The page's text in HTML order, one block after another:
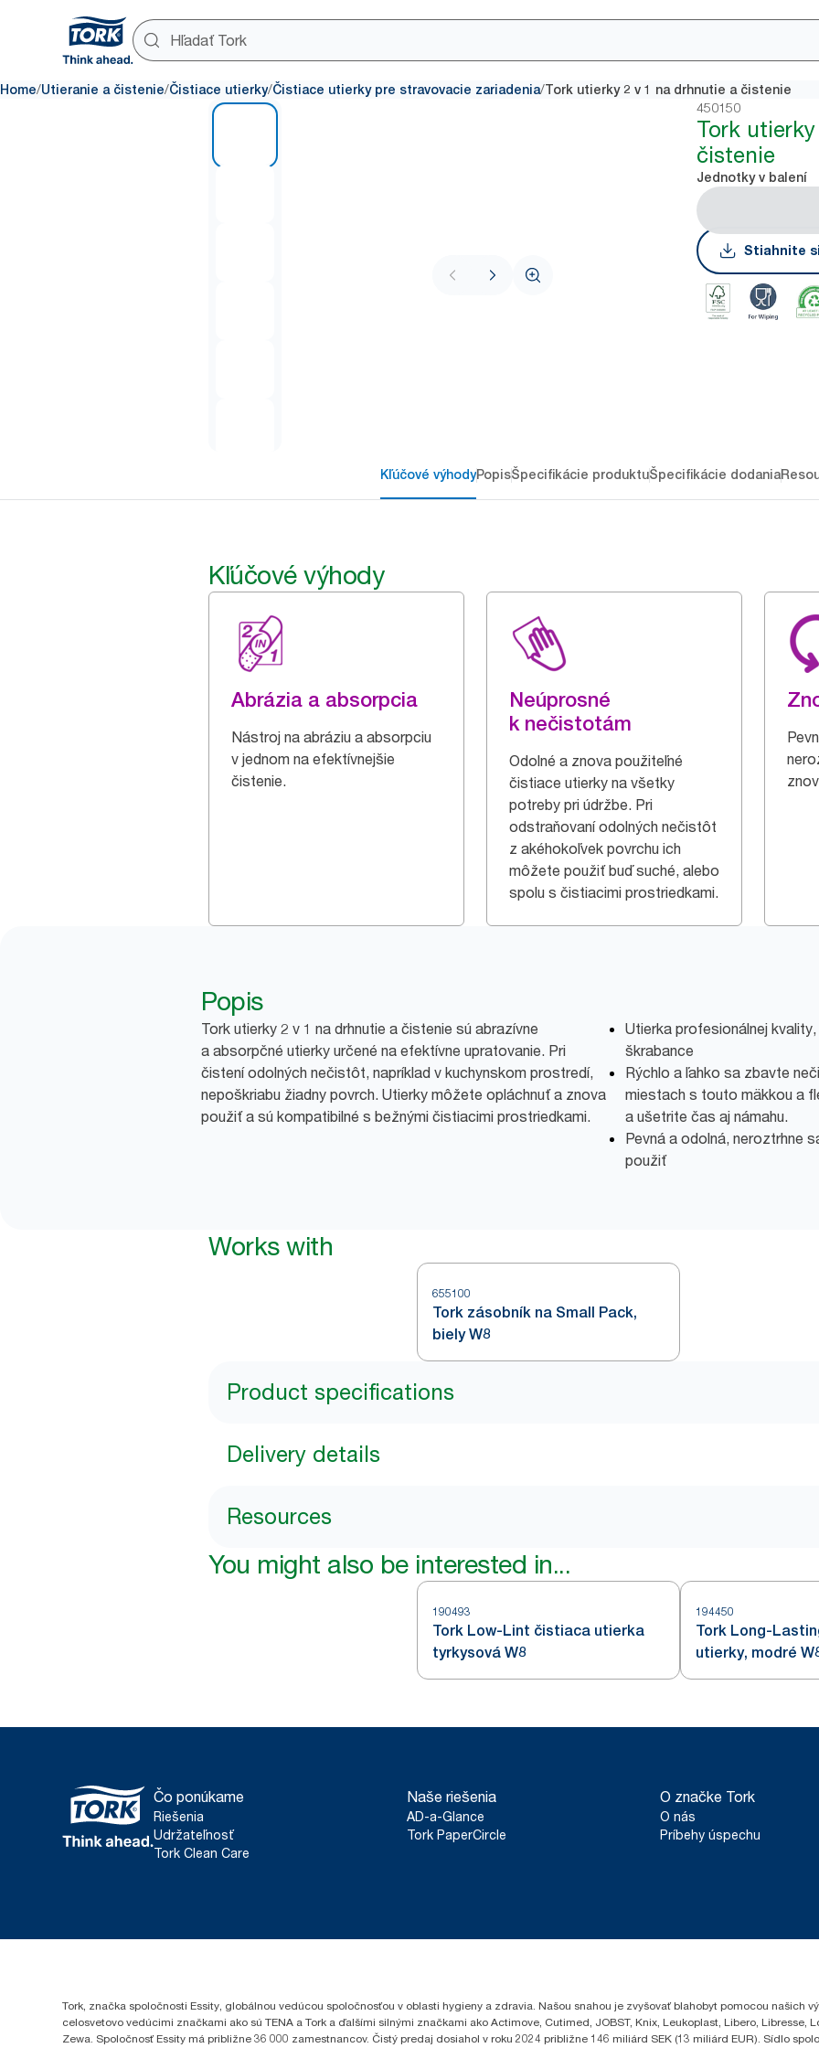
Home/Utieranie a čistenie/Čistiace utierky/Čistiace utierky pre stravovacie zariadenia/Tork utierky 2 v 1 na drhnutie a čistenie
450150
Tork
čistenie
Jednotky v balení
Stiahnite
Kľúčové výhodyPopisŠpecifikácie produktuŠpecifikácie dodania
Kľúčové výhody
Abrázia a absorpcia
Nástroj na abráziu a absorpciu
v jednom na efektívnejšie
čistenie.
Neúprosné
k nečistotám
Odolné a znova použiteľné
čistiace utierky na všetky
potreby pri údržbe. Pri
odstraňovaní odolných nečistôt
z akéhokoľvek povrchu ich
môžete použiť buď suché, alebo
spolu s čistiacimi prostriedkami.
Popis
Tork utierky 2 v 1 na drhnutie a čistenie sú abrazívne
a absorpčné utierky určené na efektívne upratovanie. Pri
čistení odolných nečistôt, napríklad v kuchynskom prostredí,
nepoškriabu žiadny povrch. Utierky môžete opláchnuť a znova
použiť a sú kompatibilné s bežnými čistiacimi prostriedkami.
Utierka profesionálnej
škrabance
Rýchlo a ľahko sa zbavte
miestach s touto mäkkou a
a ušetrite čas aj námahu.
Pevná a odolná, neroztrhne
použiť
Works with
655100
Tork zásobník na Small Pack,
biely W8
Product specifications
Delivery details
Resources
You might also be interested in...
190493
Tork Low-Lint čistiaca utierka
tyrkysová W8
194450
Tork Long-
utierky, modré
Čo ponúkame
Riešenia
Udržateľnosť
Tork Clean Care
Naše riešenia
AD-a-Glance
Tork PaperCircle
O značke Tork
O nás
Príbehy úspechu
Tork, značka spoločnosti Essity, globálnou vedúcou spoločnosťou v oblasti hygieny a zdravia. Našou snahou je zvyšovať blahobyt pomocou našich
celosvetovo vedúcimi značkami ako sú TENA a Tork a ďalšími silnými značkami ako Actimove, Cutimed, JOBST, Knix, Leukoplast, Libero, Libresse,
Zewa. Spoločnosť Essity má približne 36 000 zamestnancov. Čistý predaj dosiahol v roku 2024 približne 146 miliárd SEK (13 miliárd EUR). Sídlo